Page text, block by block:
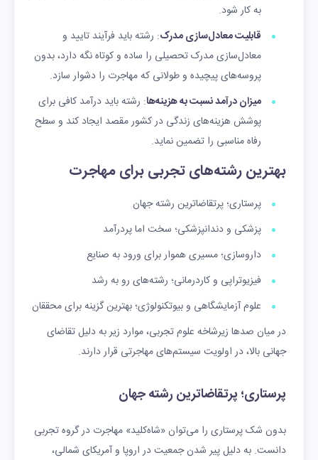
به کار شود.
قابلیت معادل‌سازی مدرک: رشته باید فرآیند تایید و
معادل‌سازی مدرک تحصیلی را ساده و کوتاه نگه دارد، بدون
پروسه‌های پیچیده و طولانی که مهاجرت را دشوار سازد.
میزان درآمد نسبت به هزینه‌ها: رشته باید درآمد کافی برای
پوشش هزینه‌های زندگی در کشور مقصد ایجاد کند و سطح
رفاه مناسبی را تضمین نماید.
بهترین رشته‌های تجربی برای مهاجرت
پرستاری؛ پرتقاضاترین رشته جهان
پزشکی و دندانپزشکی؛ سخت اما پردرآمد
داروسازی؛ مسیری هموار برای ورود به صنایع
فیزیوتراپی و کاردرمانی؛ رشته‌های رو به رشد
علوم آزمایشگاهی و بیوتکنولوژی؛ بهترین گزینه برای محققان
در میان صدها زیرشاخه علوم تجربی، موارد زیر به دلیل تقاضای
جهانی بالا، در اولویت سیستم‌های مهاجرتی قرار دارند.
پرستاری؛ پرتقاضاترین رشته جهان
بدون شک پرستاری را می‌توان «شاه‌کلید» مهاجرت در گروه تجربی
دانست. به دلیل پیر شدن جمعیت در اروپا و آمریکای شمالی،